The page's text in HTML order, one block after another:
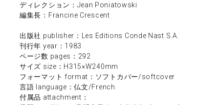
ディレクション：Jean Poniatowski
編集長：Francine Crescent
出版社 publisher：Les Editions Conde Nast S.A.
刊行年 year：1983
ページ数 pages：292
サイズ size：H315×W240mm
フォーマット format：ソフトカバー/softcover
言語 language：仏文/French
付属品 attachment：